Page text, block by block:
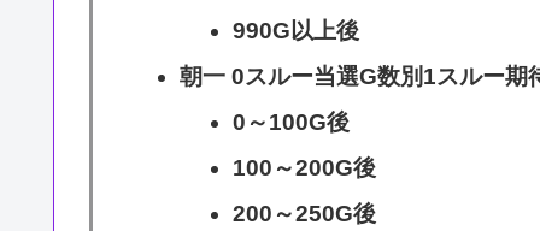
990G以上後
朝一 0スルー当選G数別1スルー期
0～100G後
100～200G後
200～250G後